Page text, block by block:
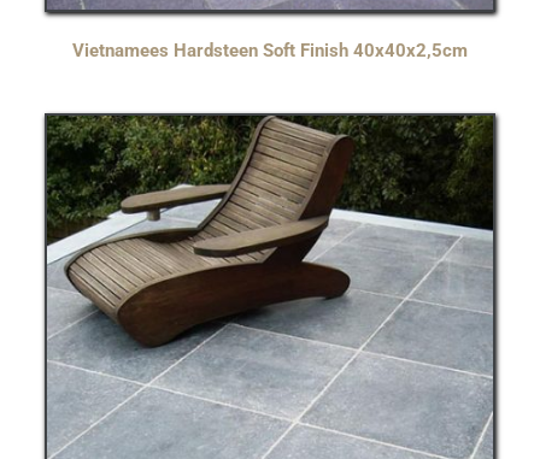
Vietnamees Hardsteen Soft Finish 40x40x2,5cm